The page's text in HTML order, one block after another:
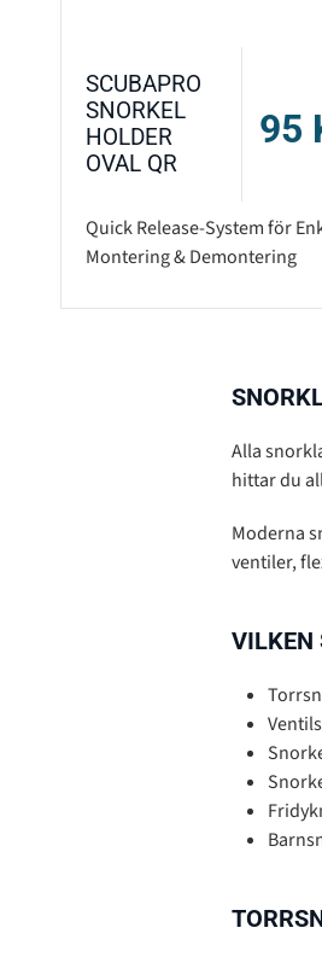
SCUBAPRO
SNORKEL
HOLDER
OVAL QR
95
Quick Release-System för
Montering & Demontering
Alla
hittar du
Moderna
ventiler,
VILKEN